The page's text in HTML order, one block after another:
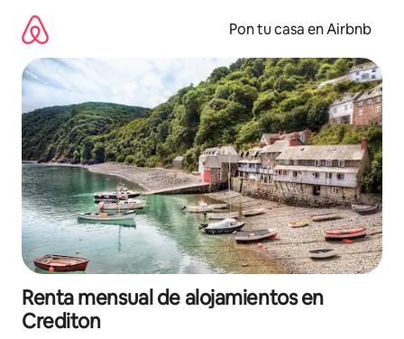
contenido
Pon tu casa en Airbnb
Renta mensual de alojamientos en
Crediton